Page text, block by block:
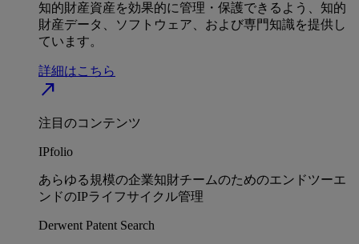
知的財産資産を効果的に管理・保護できるよう、知的
財産データ、ソフトウェア、および専門知識を提供し
ています。
詳細はこちら
north_east
注目のコンテンツ
IPfolio
あらゆる規模の企業知財チームのためのエンドツーエ
ンドのIPライフサイクル管理
Derwent Patent Search